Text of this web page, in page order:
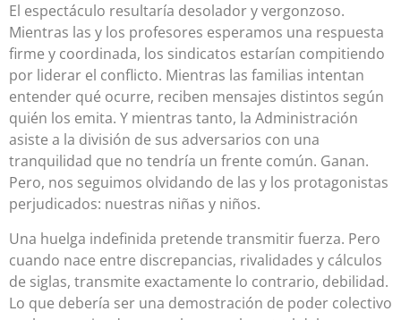
El espectáculo resultaría desolador y vergonzoso.
Mientras las y los profesores esperamos una respuesta
firme y coordinada, los sindicatos estarían compitiendo
por liderar el conflicto. Mientras las familias intentan
entender qué ocurre, reciben mensajes distintos según
quién los emita. Y mientras tanto, la Administración
asiste a la división de sus adversarios con una
tranquilidad que no tendría un frente común. Ganan.
Pero, nos seguimos olvidando de las y los protagonistas
perjudicados: nuestras niñas y niños.
Una huelga indefinida pretende transmitir fuerza. Pero
cuando nace entre discrepancias, rivalidades y cálculos
de siglas, transmite exactamente lo contrario, debilidad.
Lo que debería ser una demostración de poder colectivo